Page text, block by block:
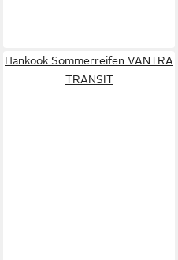
Hankook Sommerreifen VANTRA
TRANSIT